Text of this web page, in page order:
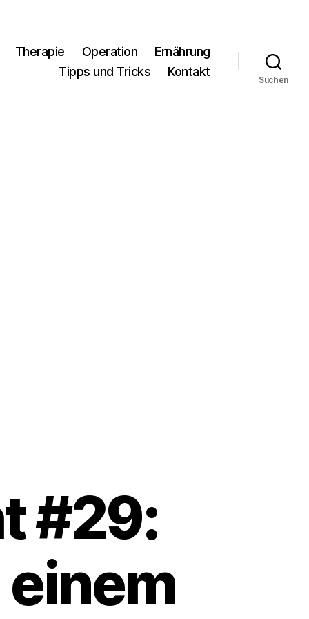
Therapie Operation
Ernährung
Tipps und Tricks
Kontakt
Suchen
#29:
einem